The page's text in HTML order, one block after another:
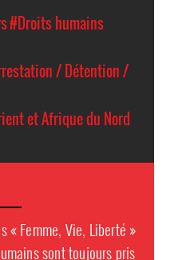
#Droits humains
/ Détention /
et Afrique du Nord
« Femme, Vie, Liberté »
sont toujours pris